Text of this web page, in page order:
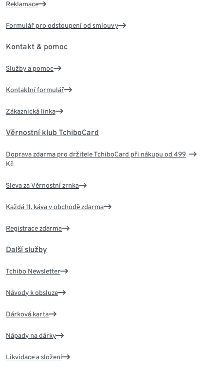
Reklamace
Formulář pro odstoupení od smlouvy
Kontakt & pomoc
Služby a pomoc
Kontaktní formulář
Zákaznická linka
Věrnostní klub TchiboCard
Doprava zdarma pro držitele TchiboCard při nákupu od 499
Kč
Sleva za Věrnostní zrnka
Každá 11. káva v obchodě zdarma
Registrace zdarma
Další služby
Tchibo Newsletter
Návody k obsluze
Dárková karta
Nápady na dárky
Likvidace a složení